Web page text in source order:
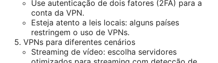
Use autenticação de dois fatores (2FA) para a
conta da VPN.
Esteja atento a leis locais: alguns países
restringem o uso de VPNs.
VPNs para diferentes cenários
Streaming de vídeo: escolha servidores